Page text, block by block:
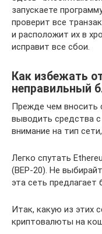
запускаете
проверит все
и расположит их в
исправит все сбои.
Как избежать
неправильный
Прежде чем вносить
выводить средства
внимание на тип
Легко спутать
(BEP-20). Не
эта сеть предлагает
Итак, какую из этих
криптовалюты на